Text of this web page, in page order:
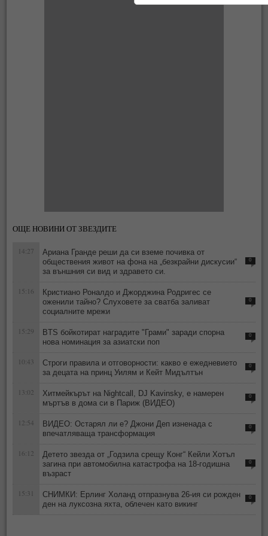
ОЩЕ НОВИНИ ОТ ЗВЕЗДИТЕ
14:27
Ариана Гранде реши да си вземе почивка от
обществения живот на фона на „безкрайни дискусии“
за външния си вид и здравето си.
0
15:16
Кристиано Роналдо и Джорджина Родригес се
оженили тайно? Слуховете за сватба заливат
социалните мрежи
0
15:29
BTS бойкотират наградите "Грами" заради спорна
нова номинация за азиатски поп
0
10:43
Строги правила и отговорности: какво е ежедневието
за децата на принц Уилям и Кейт Мидълтън
0
13:02
Хитмейкърът на Nightcall, DJ Kavinsky, е намерен
мъртъв в дома си в Париж (ВИДЕО)
0
12:54
ВИДЕО: Остарял ли е? Джони Деп изненада с
впечатляваща трансформация
0
16:12
Детето звезда от „Годзила срещу Конг“ Кейли Хотъл
загина при автомобилна катастрофа на 18-годишна
възраст
0
15:31
СНИМКИ: Ерлинг Холанд отпразнува 26-ия си рожден
ден на луксозна яхта, облечен като викинг
0